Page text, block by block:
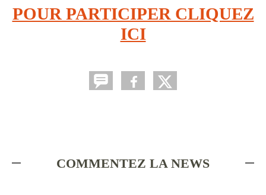
POUR PARTICIPER CLIQUEZ
ICI
COMMENTEZ LA NEWS